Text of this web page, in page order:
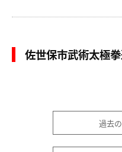
佐世保市武術太極
過去